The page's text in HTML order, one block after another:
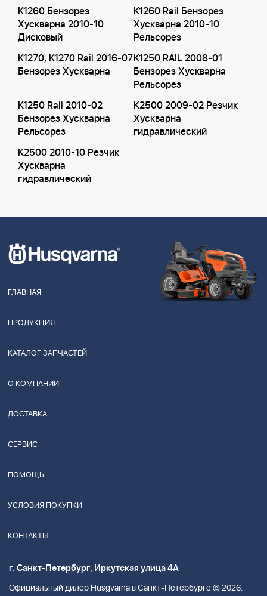
K1260 Бензорез
Хускварна 2010-10
Дисковый
K1260 Rail Бензорез
Хускварна 2010-10
Рельсорез
K1270, K1270 Rail 2016-07
Бензорез Хускварна
K1250 RAIL 2008-01
Бензорез Хускварна
Рельсорез
K1250 Rail 2010-02
Бензорез Хускварна
Рельсорез
K2500 2009-02 Резчик
Хускварна
гидравлический
K2500 2010-10 Резчик
Хускварна
гидравлический
ГЛАВНАЯ
ПРОДУКЦИЯ
КАТАЛОГ ЗАПЧАСТЕЙ
О КОМПАНИИ
ДОСТАВКА
СЕРВИС
ПОМОЩЬ
УСЛОВИЯ ПОКУПКИ
КОНТАКТЫ
г. Санкт-Петербург, Иркутская улица 4А
Официальный дилер Husgvarna в Санкт-Петербурге © 2026.